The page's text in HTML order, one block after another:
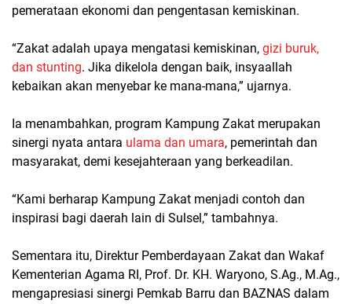
pemerataan ekonomi dan pengentasan kemiskinan.
“Zakat adalah upaya mengatasi kemiskinan, gizi buruk,
dan stunting. Jika dikelola dengan baik, insyaallah
kebaikan akan menyebar ke mana-mana,” ujarnya.
Ia menambahkan, program Kampung Zakat merupakan
sinergi nyata antara ulama dan umara, pemerintah dan
masyarakat, demi kesejahteraan yang berkeadilan.
“Kami berharap Kampung Zakat menjadi contoh dan
inspirasi bagi daerah lain di Sulsel,” tambahnya.
Sementara itu, Direktur Pemberdayaan Zakat dan Wakaf
Kementerian Agama RI, Prof. Dr. KH. Waryono, S.Ag., M.Ag.,
mengapresiasi sinergi Pemkab Barru dan BAZNAS dalam